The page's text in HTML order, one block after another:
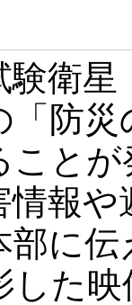
験衛
「防
こと
情報
部に
した